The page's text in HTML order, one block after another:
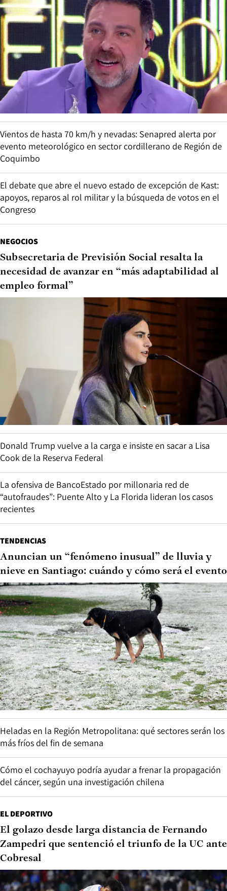
Vientos de hasta 70 km/h y nevadas: Senapred alerta por
evento meteorológico en sector cordillerano de Región de
Coquimbo
El debate que abre el nuevo estado de excepción de Kast:
apoyos, reparos al rol militar y la búsqueda de votos en el
Congreso
NEGOCIOS
Subsecretaria de Previsión Social resalta la
necesidad de avanzar en “más adaptabilidad al
empleo formal”
Donald Trump vuelve a la carga e insiste en sacar a Lisa
Cook de la Reserva Federal
La ofensiva de BancoEstado por millonaria red de
“autofraudes”: Puente Alto y La Florida lideran los casos
recientes
TENDENCIAS
Anuncian un “fenómeno inusual” de lluvia y
nieve en Santiago: cuándo y cómo será el evento
Heladas en la Región Metropolitana: qué sectores serán los
más fríos del fin de semana
Cómo el cochayuyo podría ayudar a frenar la propagación
del cáncer, según una investigación chilena
EL DEPORTIVO
El golazo desde larga distancia de Fernando
Zampedri que sentenció el triunfo de la UC ante
Cobresal